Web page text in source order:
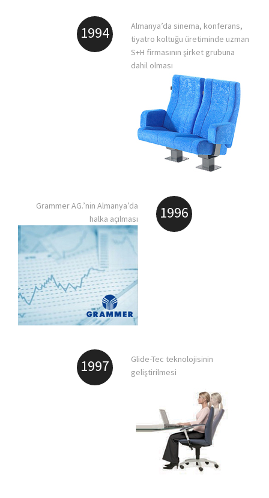
1994
Almanya’da sinema, konferans,
tiyatro koltuğu üretiminde uzman
S+H firmasının şirket grubuna
dahil olması
1996
Grammer AG.’nin Almanya’da
halka açılması
1997
Glide-Tec teknolojisinin
geliştirilmesi